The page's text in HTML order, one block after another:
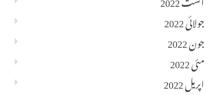
جولائی 2022
جون 2022
مئی 2022
اپریل 2022